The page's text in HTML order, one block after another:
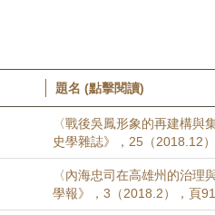
題名 (點擊閱讀)
〈戰後吳鳳形象的再建構
史學雜誌》，25（2018.12
〈內海忠司在高雄州的治
學報》，3（2018.2），頁